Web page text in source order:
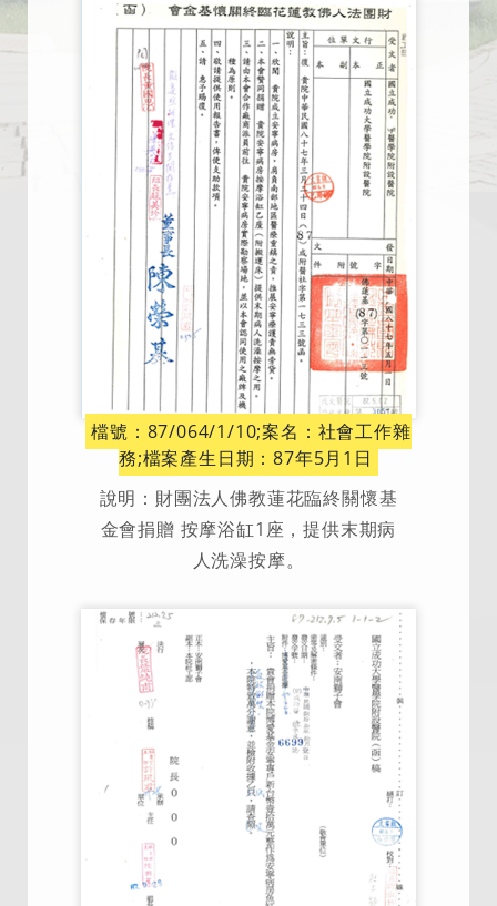
檔號：87/064/1/10;案名：社會工作雜
務;檔案產生日期：87年5月1日
說明：財團法人佛教蓮花臨終關懷基
金會捐贈 按摩浴缸1座，提供末期病
人洗澡按摩。